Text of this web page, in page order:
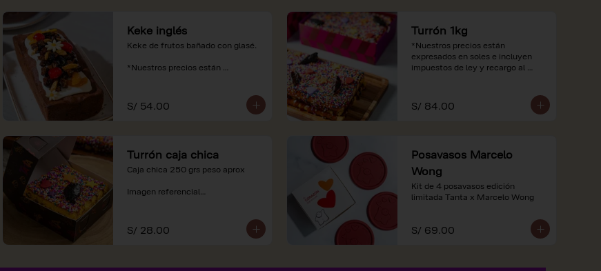
Keke inglés
Keke de frutos bañado con glasé.
*Nuestros precios están
S/ 54.00
Turrón 1kg
*Nuestros precios están
expresados en soles e incluyen
impuestos de ley y recargo al
S/ 84.00
Turrón caja chica
Caja chica 250 grs peso aprox
Imagen referencial
expresados en soles e incluyen
impuestos de ley y recargo al
S/ 28.00
Posavasos Marcelo
Wong
Kit de 4 posavasos edición
limitada Tanta x Marcelo Wong
S/ 69.00